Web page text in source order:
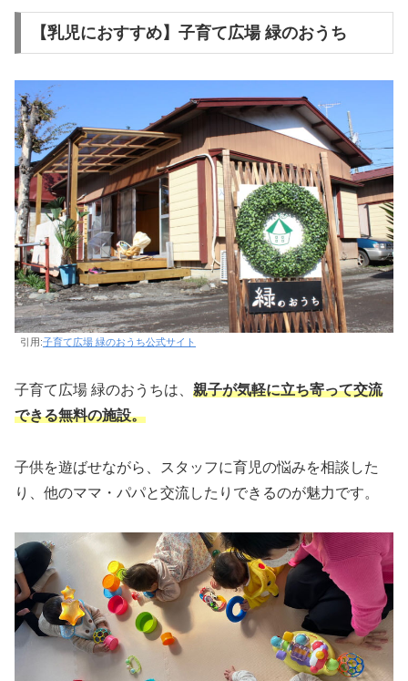
【乳児におすすめ】子育て広場 緑のおうち
引用:子育て広場 緑のおうち公式サイト
子育て広場 緑のおうちは、 親子が気軽に立ち寄って交流
できる無料の施設。
子供を遊ばせながら、スタッフに育児の悩みを相談した
り、他のママ・パパと交流したりできるのが魅力です。